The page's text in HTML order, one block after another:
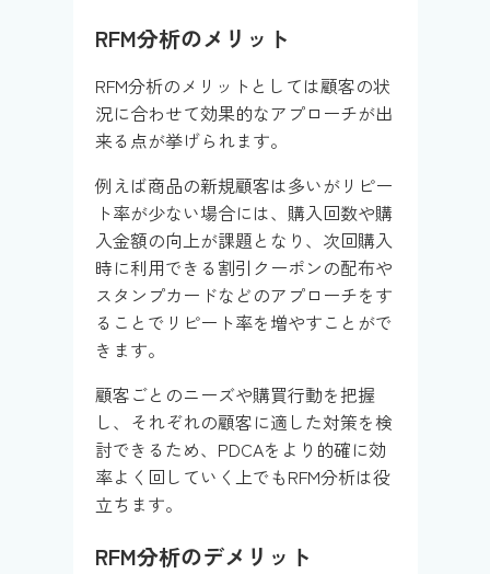
RFM分析のメリット
RFM分析のメリットとしては顧客の状
況に合わせて効果的なアプローチが出
来る点が挙げられます。
例えば商品の新規顧客は多いがリピー
ト率が少ない場合には、購入回数や購
入金額の向上が課題となり、次回購入
時に利用できる割引クーポンの配布や
スタンプカードなどのアプローチをす
ることでリピート率を増やすことがで
きます。
顧客ごとのニーズや購買行動を把握
し、それぞれの顧客に適した対策を検
討できるため、PDCAをより的確に効
率よく回していく上でもRFM分析は役
立ちます。
RFM分析のデメリット